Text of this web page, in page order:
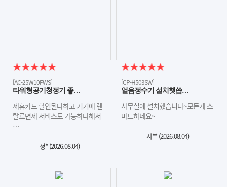
[AC-25W10FWS]
타워형공기청정기 좋…
제휴카드 할인된다하고 거기에 렌
탈료면제 서비스도 가능하다해서
…
정* (2026.08.04)
[CP-H503SW]
얼음정수기 설치햇씁…
사무실에 설치했습니다~모든게 스
마트하네요~
사** (2026.08.04)